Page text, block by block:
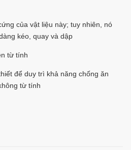
của vật liệu này; tuy nhiên, nó
kéo, quay và dập
từ tính
để duy trì khả năng chống ăn
từ tính